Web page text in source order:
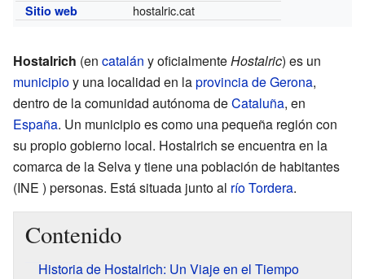
Sitio web hostalric.cat
Hostalrich (en catalán y oficialmenteHostalric) es un
municipioy una localidad en laprovincia de Gerona,
dentro de la comunidad autónoma deCataluña, en
España. Un municipio es como una pequeña región con
su propio gobierno local. Hostalrich se encuentra en la
comarca de la Selva y tiene una población de habitantes
(INE ) personas. Está situada junto al río Tordera.
Contenido
Historia de Hostalrich: Un Viaje en el Tiempo